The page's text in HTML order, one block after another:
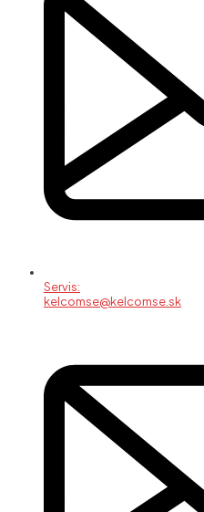
Servis:
kelcomse@kelcomse.sk